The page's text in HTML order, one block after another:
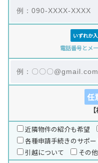
いずれか
電話番号とメ
任
近隣物件の紹介も希望
各種申請手続きのサポー
引越について
その他